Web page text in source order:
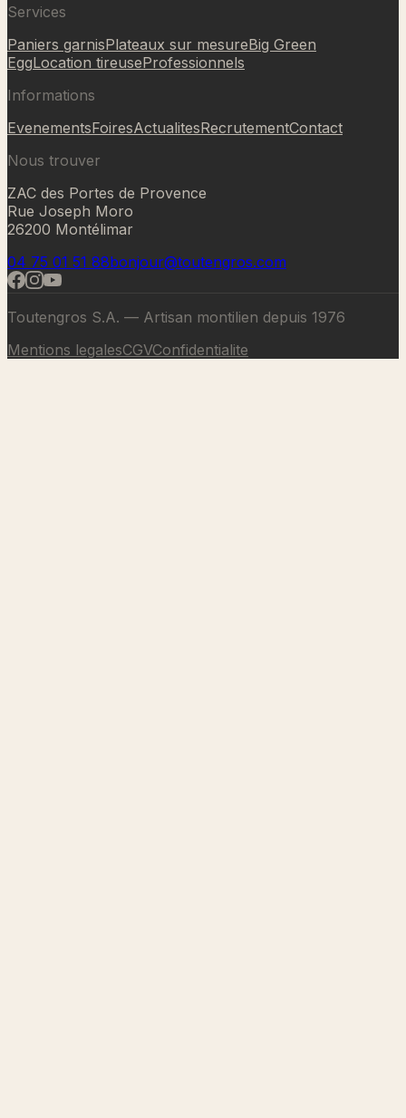
Services
Paniers garnisPlateaux sur mesureBig Green
EggLocation tireuseProfessionnels
Informations
EvenementsFoiresActualitesRecrutementContact
Nous trouver
ZAC des Portes de Provence
Rue Joseph Moro
26200 Montélimar
04 75 01 51 88bonjour@toutengros.com
Toutengros S.A. — Artisan montilien depuis 1976
Mentions legalesCGVConfidentialite